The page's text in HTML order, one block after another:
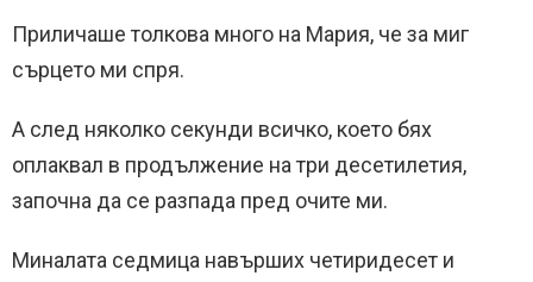
Приличаше толкова много на Мария, че за миг
сърцето ми спря.
А след няколко секунди всичко, което бях
оплаквал в продължение на три десетилетия,
започна да се разпада пред очите ми.
Миналата седмица навърших четиридесет и